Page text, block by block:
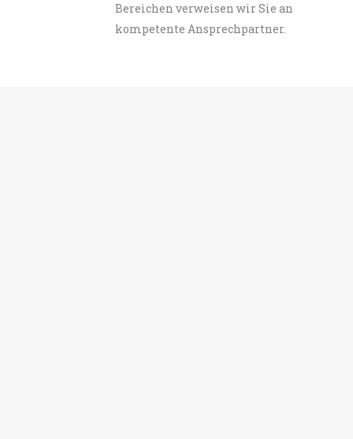
Bereichen verweisen wir Sie an
kompetente Ansprechpartner.